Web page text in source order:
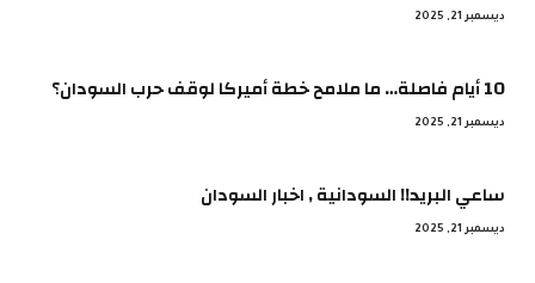
ديسمبر 21, 2025
10 أيام فاصلة… ما ملامح خطة أميركا لوقف حرب السودان؟
ديسمبر 21, 2025
ساعي البريد!! السودانية , اخبار السودان
ديسمبر 21, 2025